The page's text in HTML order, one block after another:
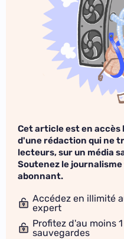
Cet article est en accès
d'une rédaction qui ne
lecteurs, sur un média
Soutenez le
abonnant.
Accédez en illimité
expert
Profitez d'au moins
sauvegardes